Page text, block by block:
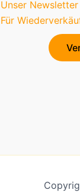
Unser Newsletter
Für